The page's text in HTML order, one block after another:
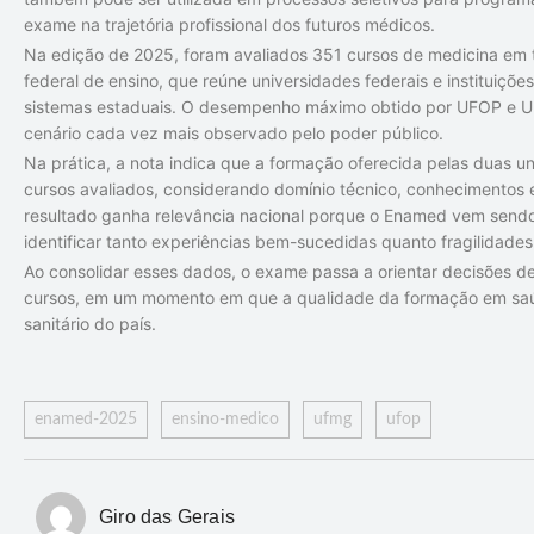
exame na trajetória profissional dos futuros médicos.
Na edição de 2025, foram avaliados 351 cursos de medicina
federal de ensino, que reúne universidades federais e
sistemas estaduais. O desempenho máximo obtido por UFOP e
cenário cada vez mais observado pelo poder público.
Na prática, a nota indica que a formação oferecida pelas duas
cursos avaliados, considerando domínio técnico,
resultado ganha relevância nacional porque o Enamed vem
identificar tanto experiências bem-sucedidas quanto
Ao consolidar esses dados, o exame passa a orientar decisões
cursos, em um momento em que a qualidade da formação em
sanitário do país.
enamed-2025 ensino-medico ufmg ufop
Giro das Gerais